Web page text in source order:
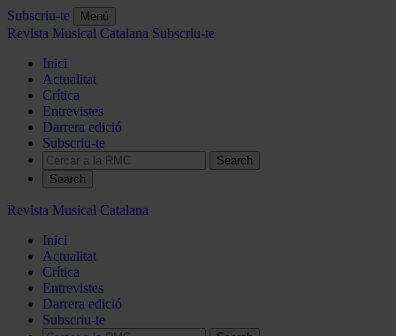
Subscriu-te Menú
Revista Musical Catalana Subscriu-te
Inici
Actualitat
Crítica
Entrevistes
Darrera edició
Subscriu-te
Search
Revista Musical Catalana
Inici
Actualitat
Crítica
Entrevistes
Darrera edició
Subscriu-te